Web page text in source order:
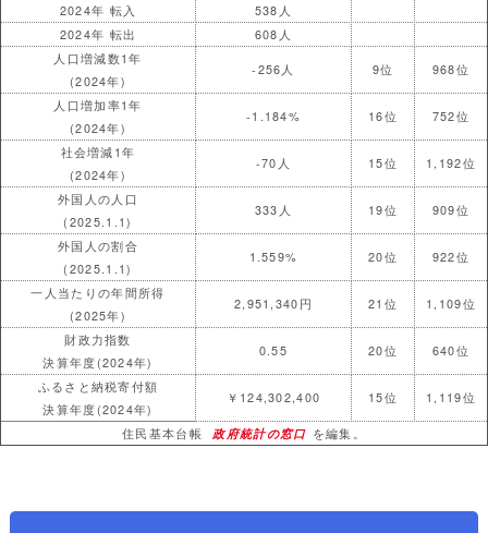
2024年 転入
538人
2024年 転出
608人
人口増減数1年
(2024年)
-256人 9位 968位
人口増加率1年
(2024年)
-1.184% 16位 752位
社会増減1年
(2024年)
-70人 15位 1,192位
外国人の人口
(2025.1.1)
333人 19位 909位
外国人の割合
(2025.1.1)
1.559% 20位 922位
一人当たりの年間所得
(2025年)
2,951,340円 21位 1,109位
財政力指数
決算年度(2024年)
0.55 20位 640位
ふるさと納税寄付額
決算年度(2024年)
￥124,302,400 15位 1,119位
住民基本台帳 政府統計の窓口 を編集。